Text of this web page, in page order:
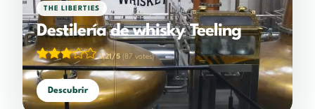
THE LIBERTIES
Destilería de whisky Teeling
3,21/5 (87 votes)
Descubrir